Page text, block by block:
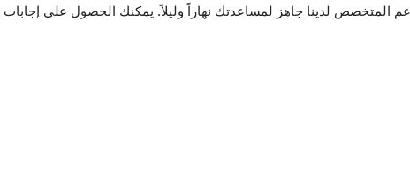
المتخصص لدينا جاهز لمساعدتك نهاراً وليلاً. يمكنك الحصول على